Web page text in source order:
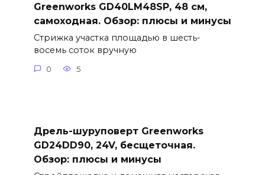
Greenworks GD40LM48SP, 48 см,
самоходная. Обзор: плюсы и минусы
Стрижка участка площадью в шесть-
восемь соток вручную
0 5
Дрель-шуруповерт Greenworks
GD24DD90, 24V, бесщеточная.
Обзор: плюсы и минусы